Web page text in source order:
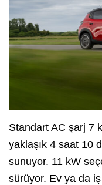
Standart AC şarj 7
yaklaşık 4 saat 10
sunuyor. 11 kW
sürüyor. Ev ya da